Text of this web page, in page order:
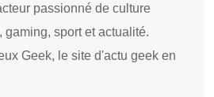
passionné de culture
gaming, sport et actualité.
Geek, le site d'actu geek en